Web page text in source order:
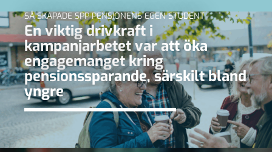
SÅ SKAPADE SPP PENSIONENS EGEN STUDENT
En viktig drivkraft i
kampanjarbetet var att öka
engagemanget kring
pensionssparande, särskilt bland
yngre